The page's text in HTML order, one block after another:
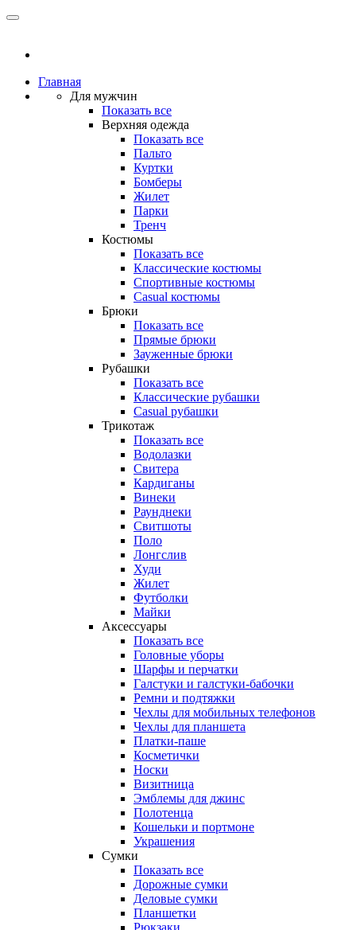
Главная
Для мужчин
Показать все
Верхняя одежда
Показать все
Пальто
Куртки
Бомберы
Жилет
Парки
Тренч
Костюмы
Показать все
Классические костюмы
Спортивные костюмы
Casual костюмы
Брюки
Показать все
Прямые брюки
Зауженные брюки
Рубашки
Показать все
Классические рубашки
Casual рубашки
Трикотаж
Показать все
Водолазки
Свитера
Кардиганы
Винеки
Раунднеки
Свитшоты
Поло
Лонгслив
Худи
Жилет
Футболки
Майки
Аксессуары
Показать все
Головные уборы
Шарфы и перчатки
Галстуки и галстуки-бабочки
Ремни и подтяжки
Чехлы для мобильных телефонов
Чехлы для планшета
Платки-паше
Косметички
Носки
Визитница
Эмблемы для джинс
Полотенца
Кошельки и портмоне
Украшения
Сумки
Показать все
Дорожные сумки
Деловые сумки
Планшетки
Рюкзаки